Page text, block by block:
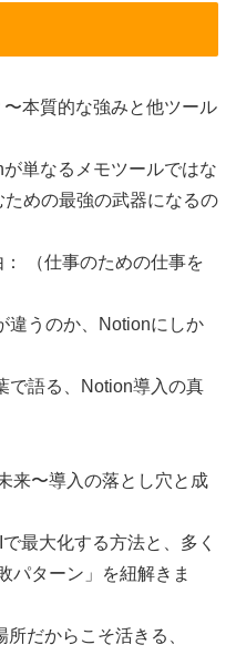
本質的な強みと他ツール
単なるメモツールではな
めの最強の武器になるの
（仕事のための仕事を
違うのか、Notionにしか
で語る、Notion導入の真
来〜導入の落とし穴と成
最大化する方法と、多く
パターン」を紐解きま
だからこそ活きる、